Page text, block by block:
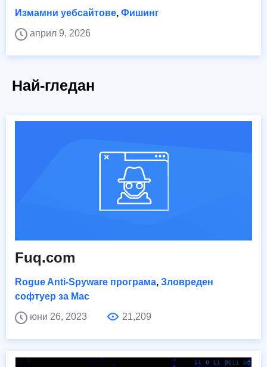
Измамни уебсайтове, Фишинг
април 9, 2026
Най-гледан
Fuq.com
Rogue Anti-Spyware програма, Зловреден
софтуер за Mac
юни 26, 2023
21,209